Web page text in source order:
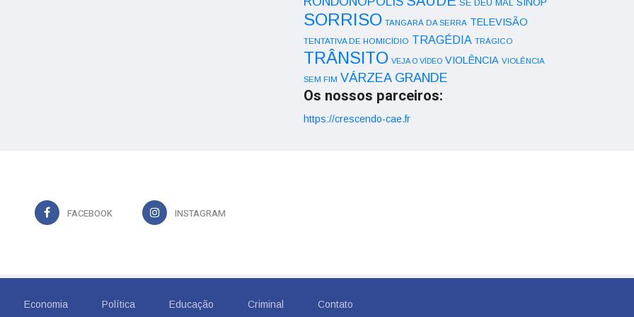
SE DEU MAL
SORRISO TANGARÁ DA SERRA TELEVISÃO
TENTATIVA DE HOMICÍDIO TRAGÉDIA TRÁGICO
TRÂNSITO VEJA O VÍDEO VIOLÊNCIA VIOLÊNCIA
SEM FIM VÁRZEA GRANDE
Os nossos parceiros:
https://crescendo-cae.fr
FACEBOOK INSTAGRAM
Economia Política Educação Criminal Contato